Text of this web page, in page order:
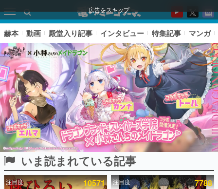
広告をスキップ
ピックアップ
赫本 動画 殿堂入り記事 インタビュー 特集記事 マンガ
いま読まれている記事
注目度 10571 注目度 7788